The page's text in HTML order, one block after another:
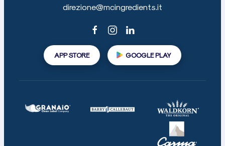
direzione@mcingredients.it
APP STORE GOOGLE PLAY